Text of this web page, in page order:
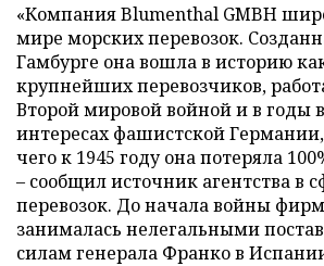
«Компания Blumenthal GMBH
мире морских перевозок.
Гамбурге она вошла в историю
крупнейших перевозчиков,
Второй мировой войной и в годы
интересах фашистской Германии,
чего к 1945 году она потеряла
– сообщил источник агентства в
перевозок. До начала войны
занималась нелегальными
силам генерала Франко в